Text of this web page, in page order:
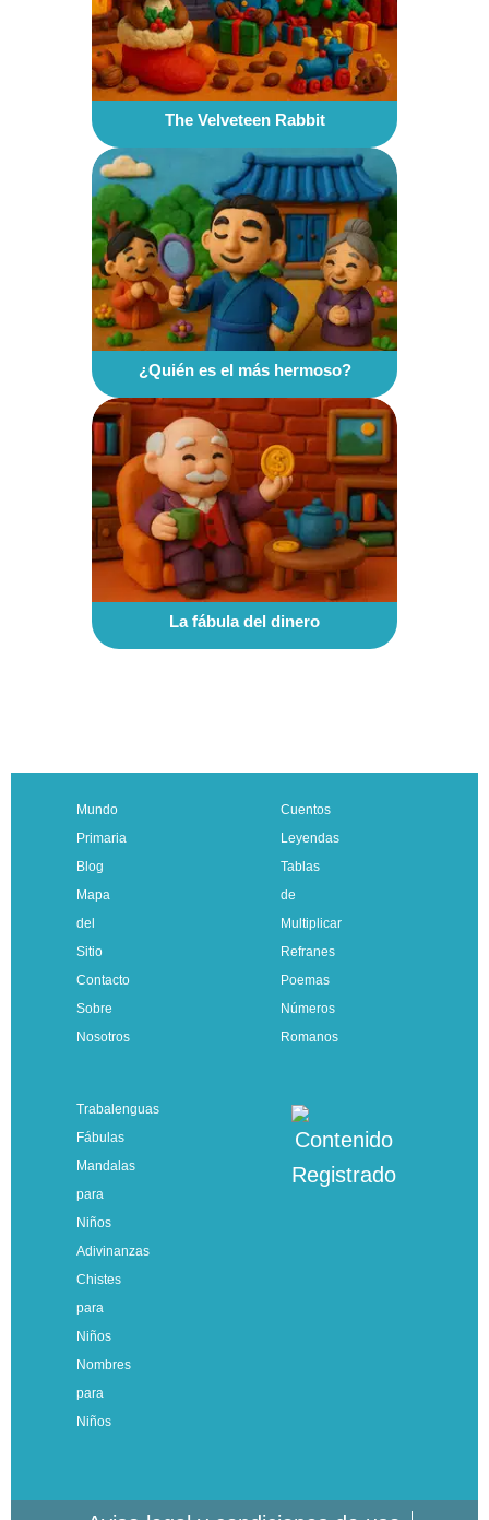
The Velveteen Rabbit
¿Quién es el más hermoso?
La fábula del dinero
Mundo
Primaria
Blog
Mapa
del
Sitio
Contacto
Sobre
Nosotros
Cuentos
Leyendas
Tablas
de
Multiplicar
Refranes
Poemas
Números
Romanos
Trabalenguas
Fábulas
Mandalas
para
Niños
Adivinanzas
Chistes
para
Niños
Nombres
para
Niños